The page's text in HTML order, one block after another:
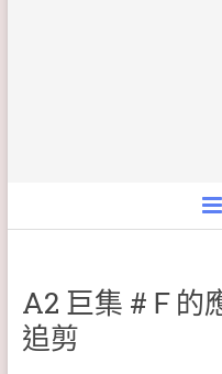
A2 巨集 #Ｆ的
追剪